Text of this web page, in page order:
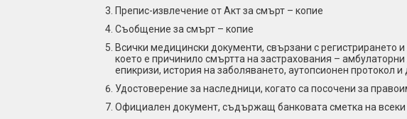
Препис-извлечение от Акт за смърт – копие
Съобщение за смърт – копие
Всички медицински документи, свързани с регистрирането
което е причинило смъртта на застрахования –
епикризи, история на заболяването, аутопсионен протокол и
Удостоверение за наследници, когато са посочени за
Официален документ, съдържащ банковата сметка на всеки